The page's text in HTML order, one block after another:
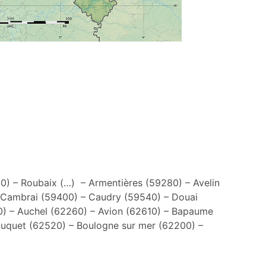
– Roubaix (…) – Armentières (59280) – Avelin
(59400) – Caudry (59540) – Douai
Auchel (62260) – Avion (62610) – Bapaume
(62520) – Boulogne sur mer (62200) –